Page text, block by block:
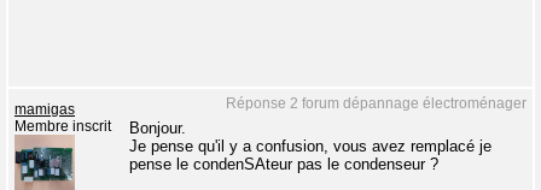
Réponse 2 forum dépannage électroménager
mamigas
Membre inscrit
Bonjour.
Je pense qu'il y a confusion, vous avez remplacé je
pense le condenSAteur pas le condenseur ?